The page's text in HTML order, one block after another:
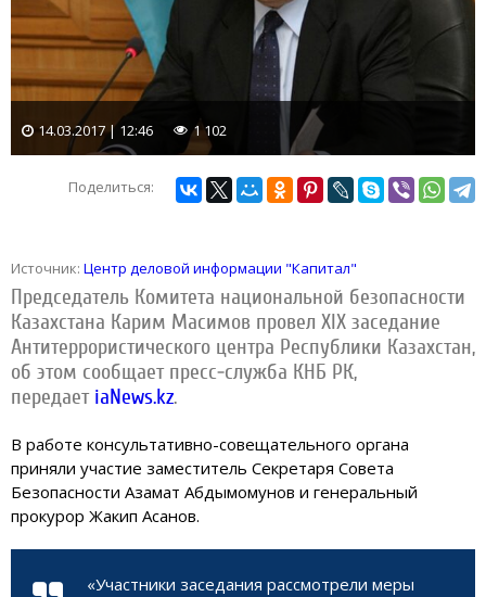
14.03.2017 | 12:46 1 102
Поделиться:
Источник: Центр деловой информации "Капитал"
Председатель Комитета национальной безопасности
Казахстана Карим Масимов провел XIX заседание
Антитеррористического центра Республики Казахстан,
об этом сообщает пресс-служба КНБ РК,
передает iaNews.kz.
В работе консультативно-совещательного органа
приняли участие заместитель Секретаря Совета
Безопасности Азамат Абдымомунов и генеральный
прокурор Жакип Асанов.
«Участники заседания рассмотрели меры